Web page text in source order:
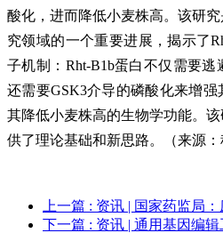
酸化，进而降低小麦株高。该研
究领域的一个重要进展，揭示了
子机制：Rht-B1b蛋白不仅需要逃
还需要GSK3介导的磷酸化来增
其降低小麦株高的生物学功能。
供了理论基础和新思路。
（来源
上一篇 : 资讯 | 国家药监局
下一篇 : 资讯 | 通用基因编